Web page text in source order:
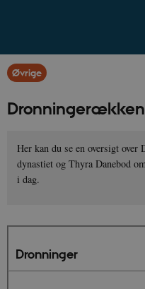
Øvrige
Her kan du se en oversigt
dynastiet og Thyra Danebod
i dag.
Dronninger